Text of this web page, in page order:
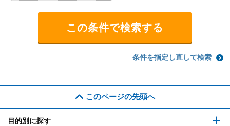
条件を指定し直して検索
このページの先頭へ
目的別に探す